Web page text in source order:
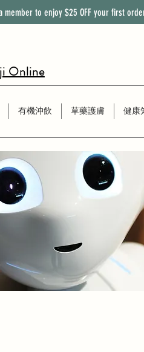
member to enjoy $25 OFF your first
Online
有機沖飲 草藥護膚 健康